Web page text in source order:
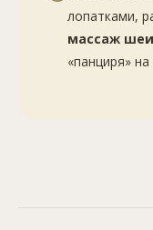
лопатками,
массаж
«панциря» на